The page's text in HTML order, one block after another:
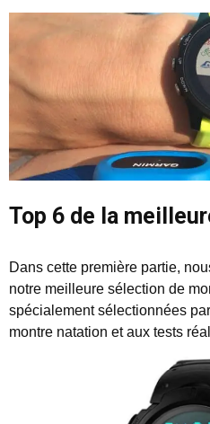
Top 6 de la
Dans cette première partie,
notre meilleure sélection de
spécialement sélectionnées
montre natation et aux tests